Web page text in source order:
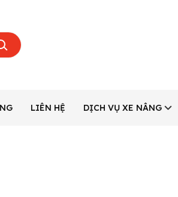
LIÊN HỆ DỊCH VỤ XE NÂNG